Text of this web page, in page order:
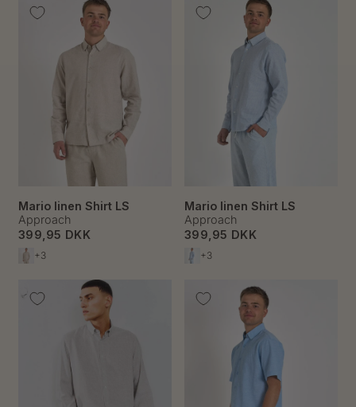
Mario linen Shirt LS
399,95 DKK
Approach
+3
Mario linen Shirt LS
399,95 DKK
Approach
+3